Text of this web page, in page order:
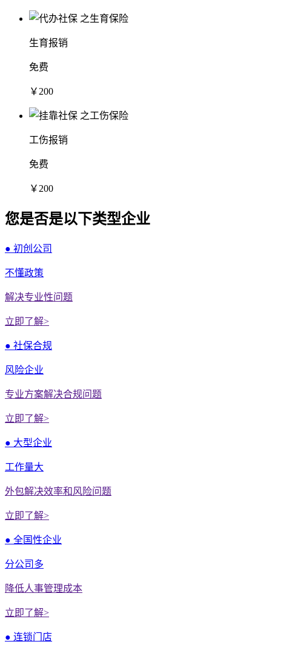
生育报销
免费
￥200
工伤报销
免费
￥200
您是否是以下类型企业
● 初创公司
不懂政策
解决专业性问题
立即了解>
● 社保合规
风险企业
专业方案解决合规问题
立即了解>
● 大型企业
工作量大
外包解决效率和风险问题
立即了解>
● 全国性企业
分公司多
降低人事管理成本
立即了解>
● 连锁门店